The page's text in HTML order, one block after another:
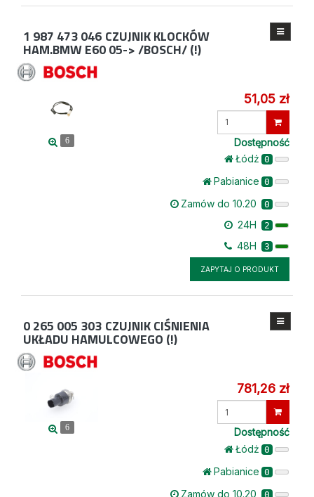
1 987 473 046 CZUJNIK KLOCKÓW
HAM.BMW E60 05-> /BOSCH/ (!)
6
51,05 zł
Wprowadź
Dostępność
Łódż 0
Pabianice 0
Zamów do 10.20 0
24H 2
48H 3
ZAPYTAJ O PRODUKT
0 265 005 303 CZUJNIK CIŚNIENIA
UKŁADU HAMULCOWEGO (!)
6
781,26 zł
Dostępność
Łódż 0
Pabianice 0
Zamów do 10.20 0